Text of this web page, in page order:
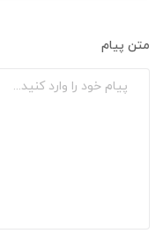
متن پیام